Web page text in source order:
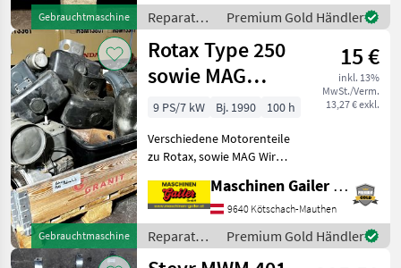
Gebrauchtmaschine
Reparatur
und
Ersatzteile
/ Sonstige
Premium Gold Händler
Gebrauchtmaschine
Rotax Type 250
sowie MAG
verschiedene
Motorteile
15 €
inkl. 13%
MwSt./Verm.
13,27 € exkl.
9 PS/7 kW Bj. 1990
100 h
Verschiedene Motorenteile
zu Rotax, sowie MAG Wir
Reparatur und Ersatzteile
Verbrennungsmotoren
Maschinen Gailer GmbH
9640 Kötschach-Mauthen
Reparatur
und
Premium Gold Händler